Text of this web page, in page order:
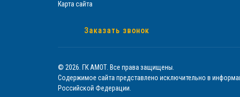
Карта сайта
Заказать звонок
© 2026. ГК АМОТ. Все права защищены.
Содержимое сайта представлено исключительно в
Российской Федерации.